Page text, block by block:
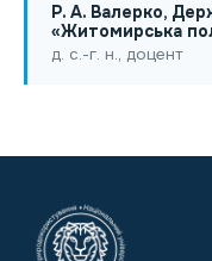
Р. А. Валерко,
«Житомирська
д. с.-г. н., доцент